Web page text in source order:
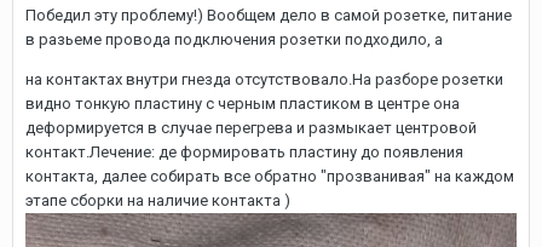
Победил эту проблему!) Вообщем дело в самой розетке, питание
в разьеме провода подключения розетки подходило, а
на контактах внутри гнезда отсутствовало.На разборе розетки
видно тонкую пластину с черным пластиком в центре она
деформируется в случае перегрева и размыкает центровой
контакт.Лечение: де формировать пластину до появления
контакта, далее собирать все обратно "прозванивая" на каждом
этапе сборки на наличие контакта )